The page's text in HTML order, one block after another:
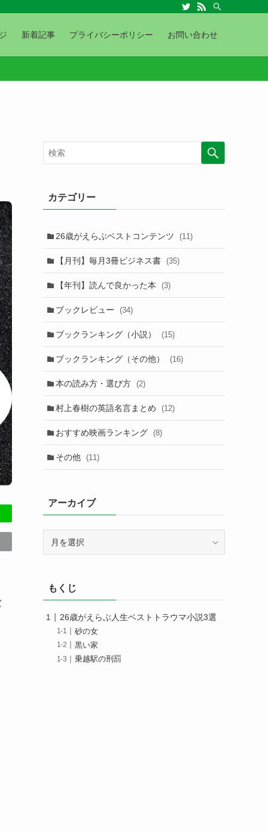
新着記事 プライバシーポリシー お問い合わせ
カテゴリー
26歳がえらぶベストコンテンツ (11)
【月刊】毎月3冊ビジネス書 (35)
【年刊】読んで良かった本 (3)
ブックレビュー (34)
ブックランキング（小説） (15)
ブックランキング（その他） (16)
本の読み方・選び方 (2)
村上春樹の英語名言まとめ (12)
おすすめ映画ランキング (8)
その他 (11)
アーカイブ
ブもくじ
26歳がえらぶ人生ベストトラウマ小説3選
砂の女
黒い家
乗越駅の刑罰